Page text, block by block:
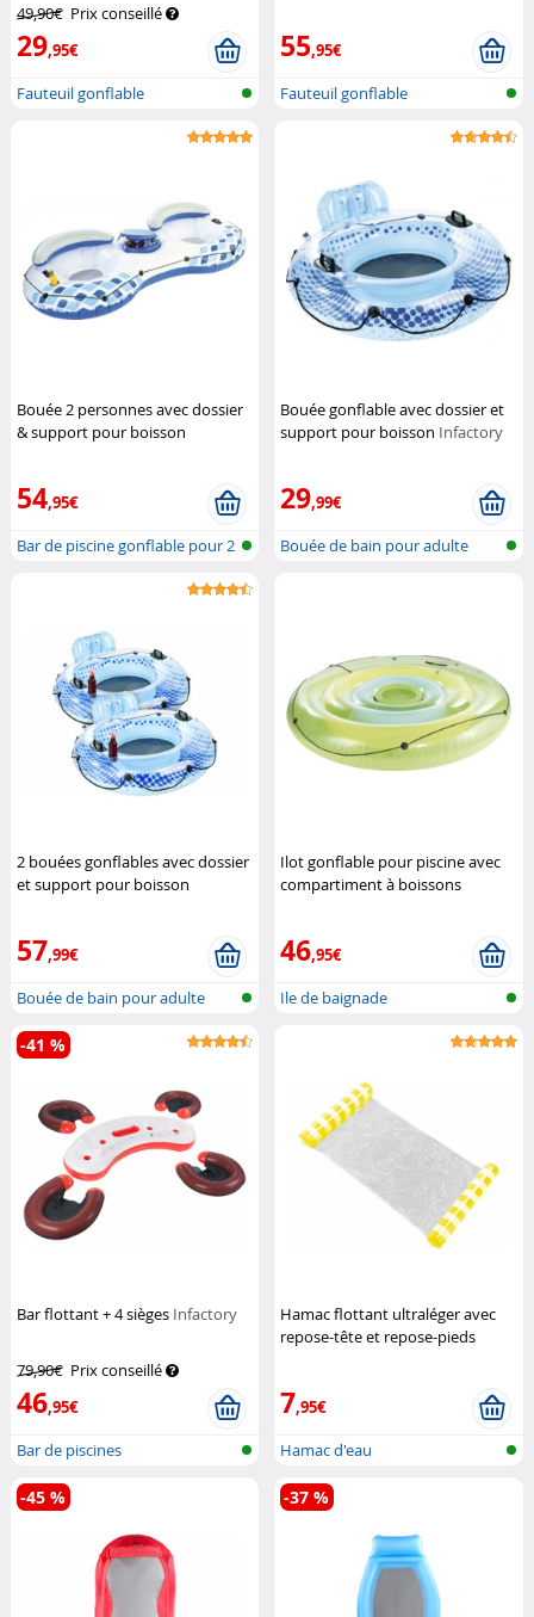
49,90€ Prix conseillé
29,95€
Fauteuil gonflable
55,95€
Fauteuil gonflable
Bouée 2 personnes avec dossier
& support pour boisson
54,95€
Bar de piscine gonflable pour 2
Bouée gonflable avec dossier et
support pour boisson Infactory
29,99€
Bouée de bain pour adulte
2 bouées gonflables avec dossier
et support pour boisson
57,99€
Bouée de bain pour adulte
Ilot gonflable pour piscine avec
compartiment à boissons
46,95€
Ile de baignade
Bar flottant + 4 sièges Infactory
79,90€ Prix conseillé
46,95€
-41 %
Bar de piscines
Hamac flottant ultraléger avec
repose-tête et repose-pieds
7,95€
Hamac d'eau
-45 % -37 %